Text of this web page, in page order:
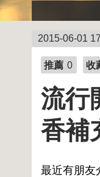
2015-06-01
推薦 0 收
流行
香補
最近有朋友